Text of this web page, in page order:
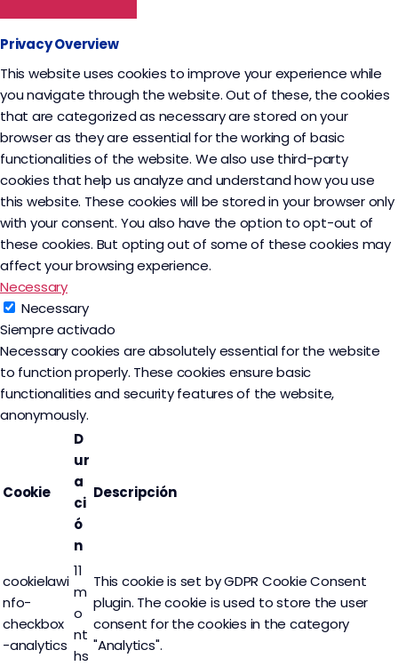
Privacy Overview
This website uses cookies to improve your experience while
you navigate through the website. Out of these, the cookies
that are categorized as necessary are stored on your
browser as they are essential for the working of basic
functionalities of the website. We also use third-party
cookies that help us analyze and understand how you use
this website. These cookies will be stored in your browser only
with your consent. You also have the option to opt-out of
these cookies. But opting out of some of these cookies may
affect your browsing experience.
Necessary
Necessary
Siempre activado
Necessary cookies are absolutely essential for the website
to function properly. These cookies ensure basic
functionalities and security features of the website,
anonymously.
Cookie
D
ur
a
ci
ó
n
Descripción
cookielawi
nfo-
checkbox
-analytics
11
m
o
nt
hs
This cookie is set by GDPR Cookie Consent
plugin. The cookie is used to store the user
consent for the cookies in the category
"Analytics".